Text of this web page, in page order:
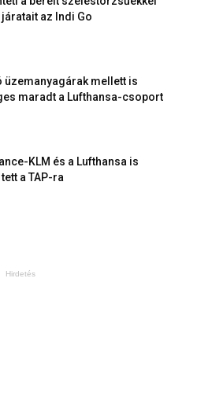
az Indi Go
üzemanyagárak mellett is
maradt a Lufthansa-csoport
KLM és a Lufthansa is
a TAP-ra
Hirdetés